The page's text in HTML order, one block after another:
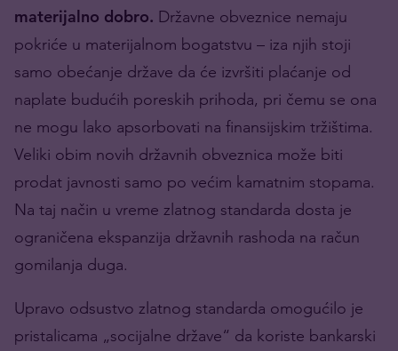
materijalno dobro. Državne obveznice nemaju
pokriće u materijalnom bogatstvu – iza njih stoji
samo obećanje države da će izvršiti plaćanje od
naplate budućih poreskih prihoda, pri čemu se ona
ne mogu lako apsorbovati na finansijskim tržištima.
Veliki obim novih državnih obveznica može biti
prodat javnosti samo po većim kamatnim stopama.
Na taj način u vreme zlatnog standarda dosta je
ograničena ekspanzija državnih rashoda na račun
gomilanja duga.
Upravo odsustvo zlatnog standarda omogućilo je
pristalicama „socijalne države“ da koriste bankarski